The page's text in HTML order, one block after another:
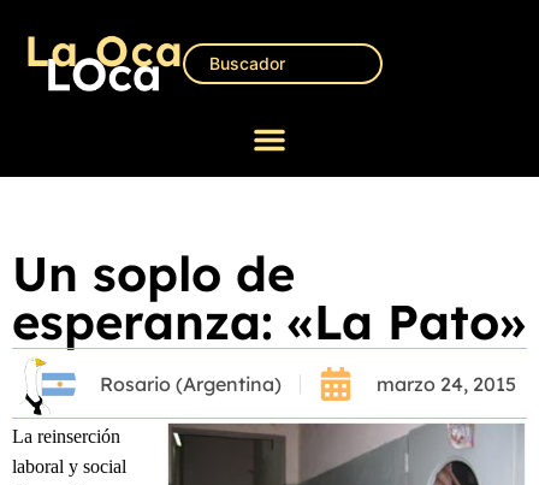
Un soplo de
esperanza: «La Pato»
Rosario (Argentina) marzo 24, 2015
La reinserción
laboral y social